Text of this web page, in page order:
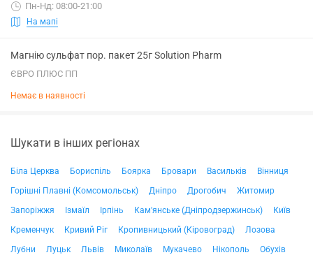
Пн-Нд: 08:00-21:00
На мапі
Магнію сульфат пор. пакет 25г Solution Pharm
ЄВРО ПЛЮС ПП
Немає в наявності
Шукати в інших регіонах
Біла Церква Бориспіль Боярка Бровари Васильків
Вінниця
Горішні Плавні (Комсомольськ)
Дніпро Дрогобич
Житомир
Запоріжжя
Ізмаїл Ірпінь Кам'янське (Дніпродзержинськ)
Київ
Кременчук
Кривий Ріг Кропивницький (Кіровоград)
Лозова
Лубни
Луцьк Львів Миколаїв Мукачево Нікополь
Обухів